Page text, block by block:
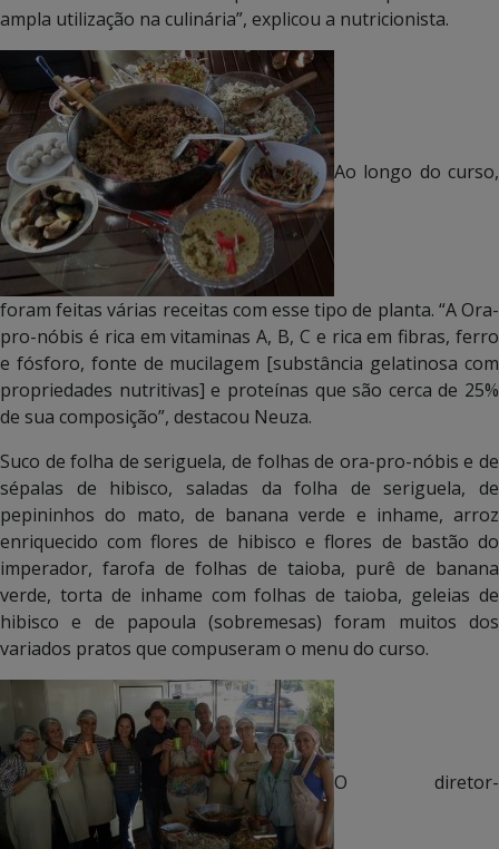
ampla utilização na culinária”, explicou a nutricionista.
Ao longo do curso,
foram feitas várias receitas com esse tipo de planta. “A Ora-
pro-nóbis é rica em vitaminas A, B, C e rica em fibras, ferro
e fósforo, fonte de mucilagem [substância gelatinosa com
propriedades nutritivas] e proteínas que são cerca de 25%
de sua composição”, destacou Neuza.
Suco de folha de seriguela, de folhas de ora-pro-nóbis e de
sépalas de hibisco, saladas da folha de seriguela, de
pepininhos do mato, de banana verde e inhame, arroz
enriquecido com flores de hibisco e flores de bastão do
imperador, farofa de folhas de taioba, purê de banana
verde, torta de inhame com folhas de taioba, geleias de
hibisco e de papoula (sobremesas) foram muitos dos
variados pratos que compuseram o menu do curso.
O diretor-